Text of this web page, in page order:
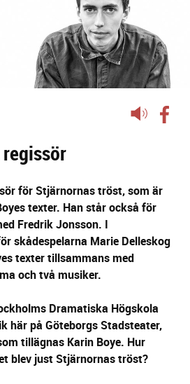
Lyssna
för Stjärnornas tröst, som är
texter. Han står också för
Fredrik Jonsson. I
skådespelarna Marie Delleskog
texter tillsammans med
och två musiker.
Dramatiska Högskola
här på Göteborgs Stadsteater,
tillägnas Karin Boye. Hur
blev just Stjärnornas tröst?